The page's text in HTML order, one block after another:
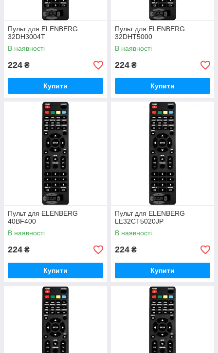
Пульт для ELENBERG
32DH3004T
В наявності
224 ₴
Купити
Пульт для ELENBERG
32DHT5000
В наявності
224 ₴
Купити
Пульт для ELENBERG
40BF400
В наявності
224 ₴
Купити
Пульт для ELENBERG
LE32CT5020JP
В наявності
224 ₴
Купити